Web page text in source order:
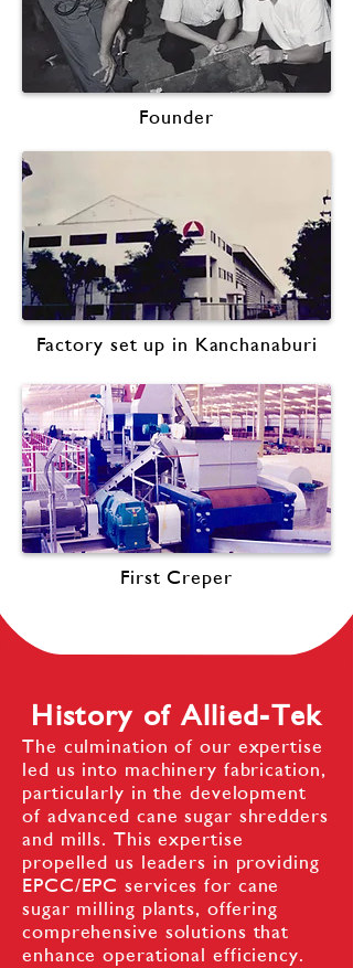
Founder
Factory set up in Kanchanaburi
First Creper
History of Allied-Tek
The culmination of our expertise
led us into machinery fabrication,
particularly in the development
of advanced cane sugar shredders
and mills. This expertise
propelled us leaders in providing
EPCC/EPC services for cane
sugar milling plants, offering
comprehensive solutions that
enhance operational efficiency.